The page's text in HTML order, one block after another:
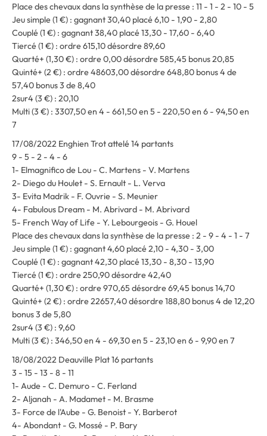
Place des chevaux dans la synthèse de la presse : 11 - 1 - 2 - 10 - 5
Jeu simple (1 €) : gagnant 30,40 placé 6,10 - 1,90 - 2,80
Couplé (1 €) : gagnant 38,40 placé 13,30 - 17,60 - 6,40
Tiercé (1 €) : ordre 615,10 désordre 89,60
Quarté+ (1,30 €) : ordre 0,00 désordre 585,45 bonus 20,85
Quinté+ (2 €) : ordre 48603,00 désordre 648,80 bonus 4 de
57,40 bonus 3 de 8,40
2sur4 (3 €) : 20,10
Multi (3 €) : 3307,50 en 4 - 661,50 en 5 - 220,50 en 6 - 94,50 en
7
17/08/2022 Enghien Trot attelé 14 partants
9 - 5 - 2 - 4 - 6
1- Elmagnifico de Lou - C. Martens - V. Martens
2- Diego du Houlet - S. Ernault - L. Verva
3- Evita Madrik - F. Ouvrie - S. Meunier
4- Fabulous Dream - M. Abrivard - M. Abrivard
5- French Way of Life - Y. Lebourgeois - G. Houel
Place des chevaux dans la synthèse de la presse : 2 - 9 - 4 - 1 - 7
Jeu simple (1 €) : gagnant 4,60 placé 2,10 - 4,30 - 3,00
Couplé (1 €) : gagnant 42,30 placé 13,30 - 8,30 - 13,90
Tiercé (1 €) : ordre 250,90 désordre 42,40
Quarté+ (1,30 €) : ordre 970,65 désordre 69,45 bonus 14,70
Quinté+ (2 €) : ordre 22657,40 désordre 188,80 bonus 4 de 12,20
bonus 3 de 5,80
2sur4 (3 €) : 9,60
Multi (3 €) : 346,50 en 4 - 69,30 en 5 - 23,10 en 6 - 9,90 en 7
18/08/2022 Deauville Plat 16 partants
3 - 15 - 13 - 8 - 11
1- Aude - C. Demuro - C. Ferland
2- Aljanah - A. Madamet - M. Brasme
3- Force de l'Aube - G. Benoist - Y. Barberot
4- Abondant - G. Mossé - P. Bary